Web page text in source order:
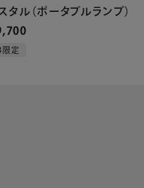
タル（ポータブルランプ）
限定